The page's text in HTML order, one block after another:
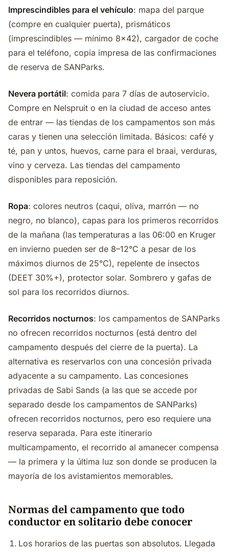
Imprescindibles para el vehículo: mapa del parque
(compre en cualquier puerta), prismáticos
(imprescindibles — mínimo 8x42), cargador de coche
para el teléfono, copia impresa de las confirmaciones
de reserva de SANParks.
Nevera portátil: comida para 7 días de autoservicio.
Compre en Nelspruit o en la ciudad de acceso antes
de entrar — las tiendas de los campamentos son más
caras y tienen una selección limitada. Básicos: café y
té, pan y untos, huevos, carne para el braai, verduras,
vino y cerveza. Las tiendas del campamento
disponibles para reposición.
Ropa: colores neutros (caqui, oliva, marrón — no
negro, no blanco), capas para los primeros recorridos
de la mañana (las temperaturas a las 06:00 en Kruger
en invierno pueden ser de 8–12°C a pesar de los
máximos diurnos de 25°C), repelente de insectos
(DEET 30%+), protector solar. Sombrero y gafas de
sol para los recorridos diurnos.
Recorridos nocturnos: los campamentos de SANParks
no ofrecen recorridos nocturnos (está dentro del
campamento después del cierre de la puerta). La
alternativa es reservarlos con una concesión privada
adyacente a su campamento. Las concesiones
privadas de Sabi Sands (a las que se accede por
separado desde los campamentos de SANParks)
ofrecen recorridos nocturnos, pero eso requiere una
reserva separada. Para este itinerario
multicampamento, el recorrido al amanecer compensa
— la primera y la última luz son donde se producen la
mayoría de los avistamientos memorables.
Normas del campamento que todo
conductor en solitario debe conocer
Los horarios de las puertas son absolutos. Llegada